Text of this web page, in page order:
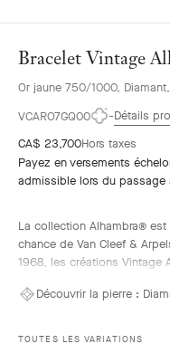
Bracelet Vintage
Or jaune 750/1000,
VCARO7GQ00
Détails
CA$ 23,700Hors taxes
Payez en versements
admissible lors du passage
La collection Alhambra®
chance de Van Cleef &
1968, les créations Vintage
motifs symboles de chance
Bracelet Vintage Alhambra
Découvrir la pierre :
TOUTES LES VARIATIONS